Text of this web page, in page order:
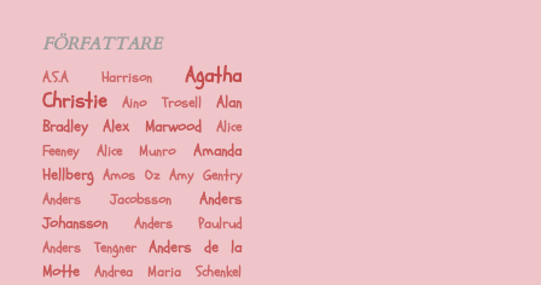
FÖRFATTARE
A.S.A Harrison
Agatha
Christie
Aino Trosell
Alan
Bradley
Alex Marwood
Alice
Feeney
Alice Munro
Amanda
Hellberg Amos Oz Amy Gentry
Anders Jacobsson
Anders
Johansson
Anders Paulrud
Anders Tengner
Anders de la
Motte
Andrea Maria Schenkel